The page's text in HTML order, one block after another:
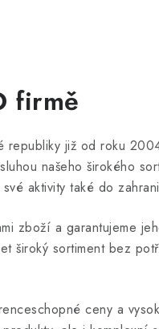
firmě
již od roku
našeho širokého
aktivity také do
zboží a garantujeme
široký sortiment bez
ceny a